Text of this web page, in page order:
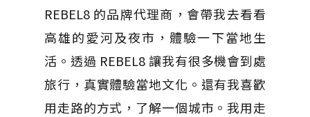
REBEL8 的品牌代理商，會帶我去看看
高雄的愛河及夜市，體驗一下當地生
活。透過 REBEL8 讓我有很多機會到處
旅行，真實體驗當地文化。還有我喜歡
用走路的方式，了解一個城市。我用走